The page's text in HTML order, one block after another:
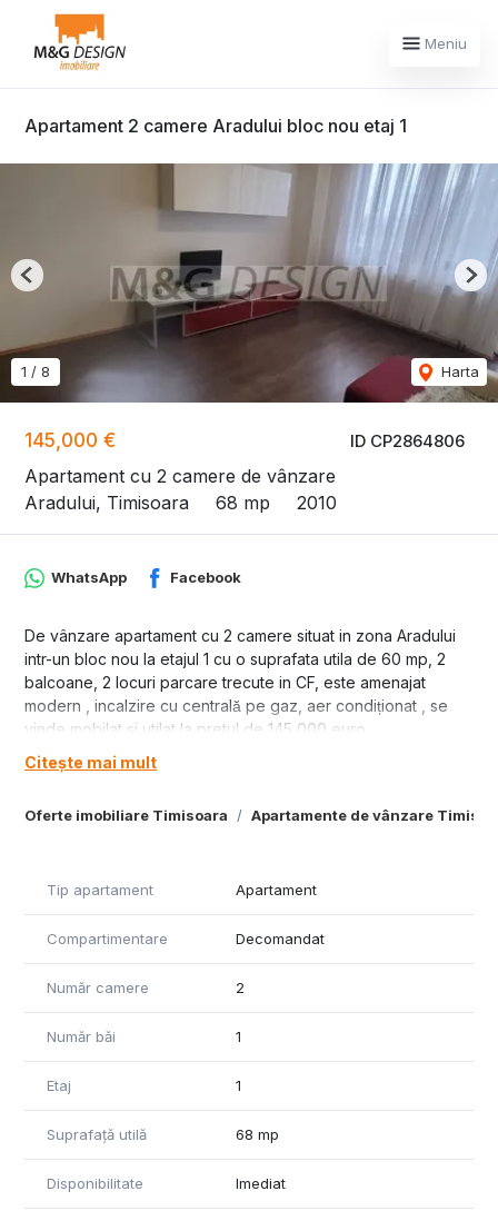
Meniu
Apartament 2 camere Aradului bloc nou etaj 1
ID CP2864806
145,000 €
Apartament cu 2 camere de vânzare
Aradului, Timisoara
68 mp 2010
1 / 8 Harta
Previous
Oferte imobiliare Timisoara Apartamente de vânzare
WhatsApp Facebook
De vânzare apartament cu 2 camere situat in zona Aradului
intr-un bloc nou la etajul 1 cu o suprafata utila de 60 mp, 2
balcoane, 2 locuri parcare trecute in CF, este amenajat
modern , incalzire cu centrală pe gaz, aer condiționat , se
vinde mobilat si utilat la pretul de 145 000 euro.
Citește mai mult
Tip apartament Apartament
Compartimentare Decomandat
Număr camere 2
Număr băi 1
Etaj 1
Suprafață utilă 68 mp
Disponibilitate Imediat